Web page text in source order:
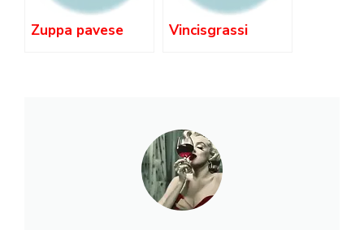
Zuppa pavese Vincisgrassi